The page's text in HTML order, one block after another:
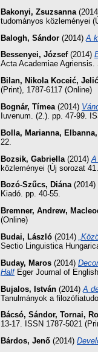
Bakonyi, Zsuzsanna
tudományos közleményei
Balogh, Sándor (2014) A
Bessenyei, József(2014)
Acta Academiae Agriensis.
Bilan, Nikola Koceić,
(Print), 1787-6117 (Online)
Bognár, Tímea (2014)
Iuvenum. (2.). pp. 47-99.
Bolla, Marianna,
22.
Bozsik, Gabriella (2014)
közleményei (Új sorozat
Bozó-Szűcs, Diána(2014)
Kiadó. pp. 40-55.
Bremner, Andrew,
(Online)
Budai, László (2014)
Sectio Linguistica
Buday, Maros (2014)
HalfEger Journal of
Bujalos, István (2014) A
Tanulmányok a
Bácsó, Sándor, Tornai,
13-17. ISSN 1787-5021
Bárdos, Jenő (2014)